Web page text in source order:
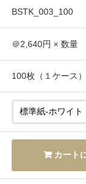
BSTK_003_100
＠2,640円 × 数量
100枚（１ケース）